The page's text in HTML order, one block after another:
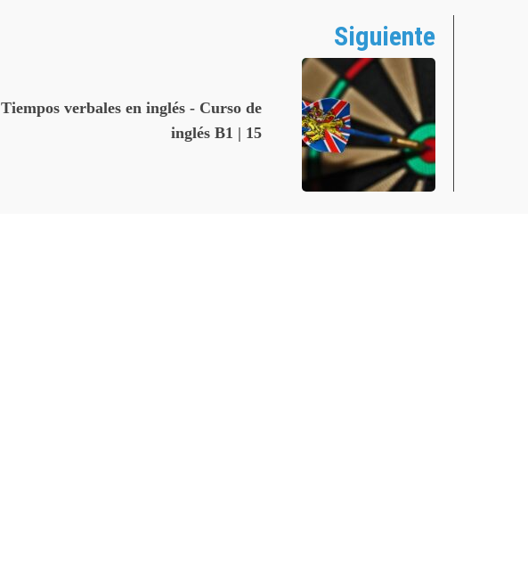
Siguiente
Tiempos verbales en inglés - Curso de
inglés B1 | 15